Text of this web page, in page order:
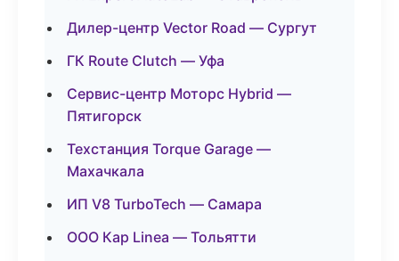
Дилер-центр Vector Road — Сургут
ГК Route Clutch — Уфа
Сервис-центр Моторс Hybrid —
Пятигорск
Техстанция Torque Garage —
Махачкала
ИП V8 TurboTech — Самара
ООО Кар Linea — Тольятти